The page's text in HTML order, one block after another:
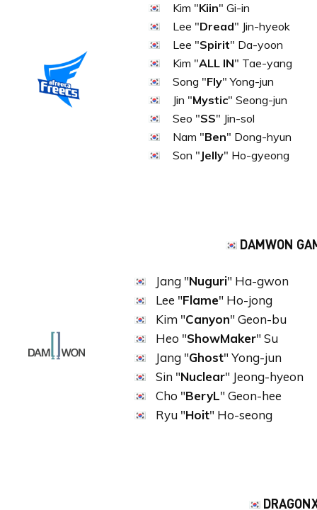
Kim "Kiin" Gi-in
Lee "Dread" Jin-hyeok
Lee "Spirit" Da-yoon
Kim "ALL IN" Tae-yang
Song "Fly" Yong-jun
Jin "Mystic" Seong-jun
Seo "SS" Jin-sol
Nam "Ben" Dong-hyun
Son " Jelly" Ho-gyeong
DAMWON
Jang "Nuguri" Ha-gwon
Lee "Flame" Ho-jong
Kim "Canyon" Geon-bu
Heo "ShowMaker" Su
Jang "Ghost" Yong-jun
Sin "Nuclear" Jeong-hyeon
Cho "BeryL" Geon-hee
Ryu "Hoit" Ho-seong